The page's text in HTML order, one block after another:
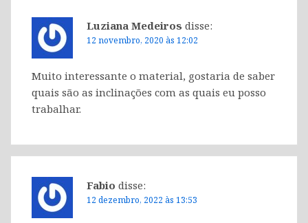
Luziana Medeiros disse:
12 novembro, 2020 às 12:02
Muito interessante o material, gostaria de saber
quais são as inclinações com as quais eu posso
trabalhar.
Fabio disse:
12 dezembro, 2022 às 13:53